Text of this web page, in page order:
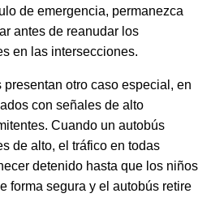
de emergencia, permanezca
antes de reanudar los
en las intersecciones.
presentan otro caso especial, en
con señales de alto
Cuando un autobús
de alto, el tráfico en todas
detenido hasta que los niños
forma segura y el autobús retire